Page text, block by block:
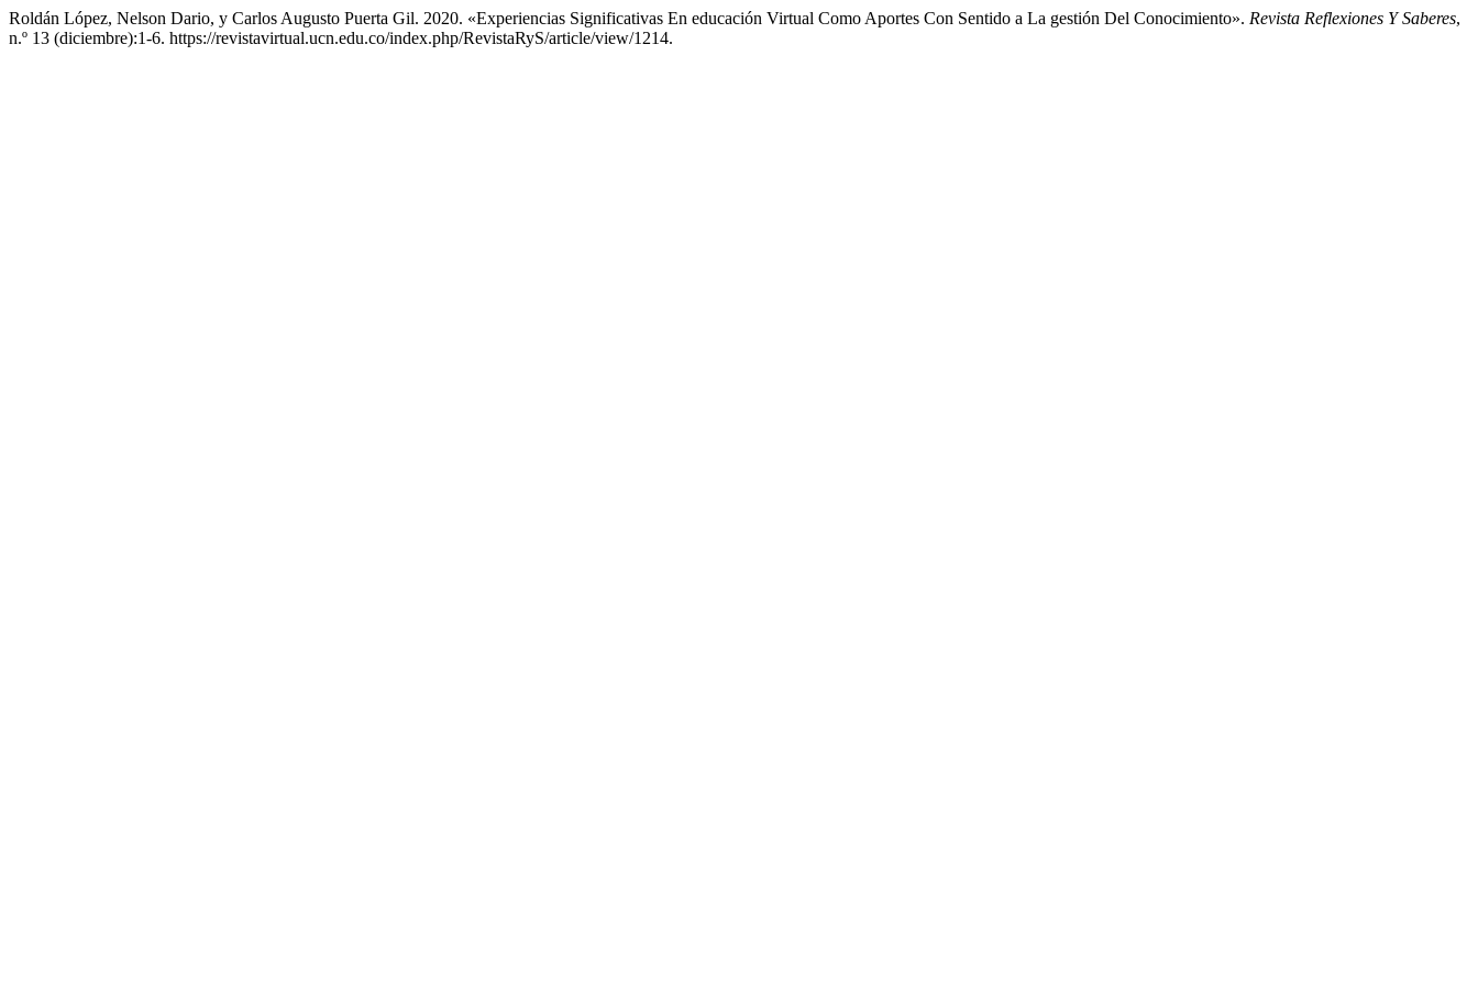
Roldán López, Nelson Dario, y Carlos Augusto Puerta Gil. 2020. «Experiencias Significativas En educación Virtual Como Aportes Con Sentido a La gestión Del Conocimiento». Revista Reflexiones Y Saberes,
n.º 13 (diciembre):1-6. https://revistavirtual.ucn.edu.co/index.php/RevistaRyS/article/view/1214.